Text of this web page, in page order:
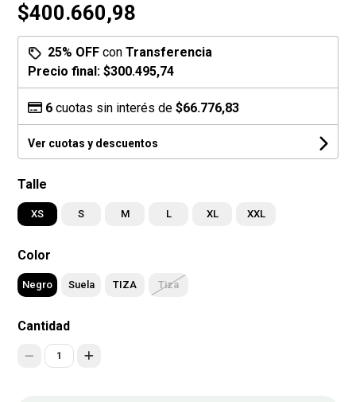
$400.660,98
25% OFF conTransferencia
Precio final:$300.495,74
6 cuotas sin interés de$66.776,83
Ver cuotas y descuentos
Talle
XS S M L XL XXL
Color
Negro Suela TIZA Tiza
Cantidad
1